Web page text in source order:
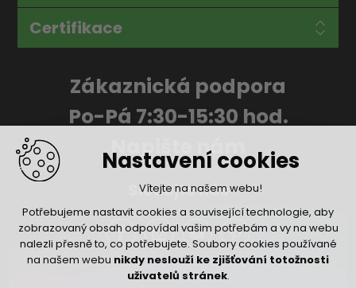
Nastavení cookies
Vítejte na našem webu!
Potřebujeme nastavit cookies a související technologie, aby
zobrazovaný obsah odpovídal vašim potřebám a vy na webu
nalezli přesně to, co potřebujete. Soubory cookies používané
na našem webu nikdy neslouží ke zjišťování totožnosti
uživatelů stránek.
Certifikace
Zákaznická podpora
Po-Pá 7:30-15:30 hod.
Napište nám
Sledujte nás